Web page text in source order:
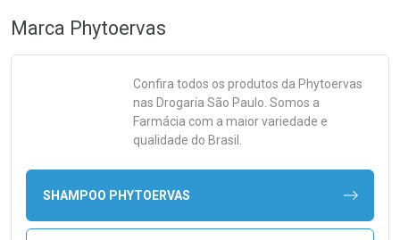
Marca Phytoervas
Confira todos os produtos da Phytoervas
nas Drogaria São Paulo. Somos a
Farmácia com a maior variedade e
qualidade do Brasil.
SHAMPOO PHYTOERVAS